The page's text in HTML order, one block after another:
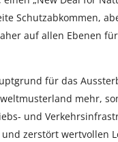
Schutzabkommen,
auf allen Ebenen
für das
mehr,
und
zerstört wertvollen